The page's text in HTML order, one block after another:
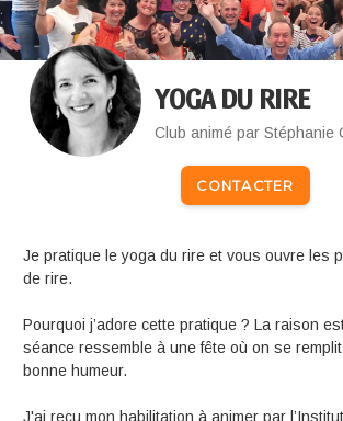
YOGA DU RIRE
Club animé par Stéphanie
CONTACTER
Je pratique le yoga du rire et vous ouvre les
de rire.
Pourquoi j’adore cette pratique ? La raison
séance ressemble à une fête où on se
bonne humeur.
J'ai reçu mon habilitation à animer par